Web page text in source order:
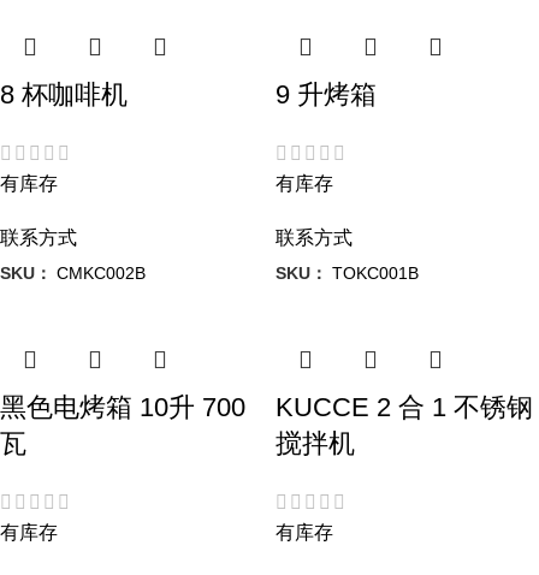
8 杯咖啡机
有库存
联系方式
SKU： CMKC002B
9 升烤箱
有库存
联系方式
SKU： TOKC001B
黑色电烤箱 10升 700
瓦
有库存
KUCCE 2 合 1 不锈钢
搅拌机
有库存